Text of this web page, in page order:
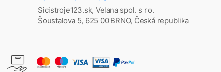
Sicistroje123.sk, Velana spol. s r.o.
Šoustalova 5, 625 00 BRNO, Česká republika